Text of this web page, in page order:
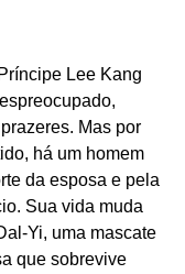
Lee Kang
Mas por
há um homem
da esposa e pela
Sua vida muda
Yi, uma mascate
que sobrevive